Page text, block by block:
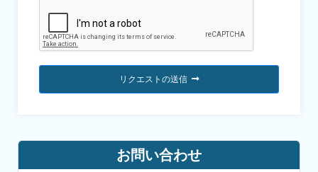
リクエストの送信
お問い合わせ